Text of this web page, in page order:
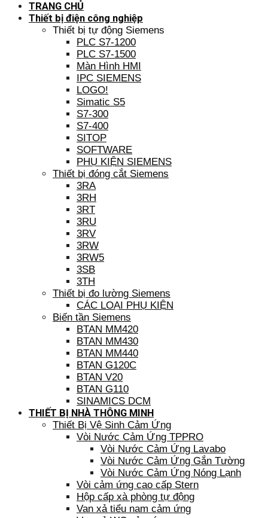
TRANG CHỦ
Thiết bị điện công nghiệp
Thiết bị tự động Siemens
PLC S7-1200
PLC S7-1500
Màn Hình HMI
IPC SIEMENS
LOGO!
Simatic S5
S7-300
S7-400
SITOP
SOFTWARE
PHỤ KIỆN SIEMENS
Thiết bị đóng cắt Siemens
3RA
3RH
3RT
3RU
3RV
3RW
3RW5
3SB
3TH
Thiết bị đo lường Siemens
CÁC LOẠI PHỤ KIỆN
Biến tần Siemens
BTAN MM420
BTAN MM430
BTAN MM440
BTAN G120C
BTAN V20
BTAN G110
SINAMICS DCM
THIẾT BỊ NHÀ THÔNG MINH
Thiết Bị Vệ Sinh Cảm Ứng
Vòi Nước Cảm Ứng TPPRO
Vòi Nước Cảm Ứng Lavabo
Vòi Nước Cảm Ứng Gắn Tường
Vòi Nước Cảm Ứng Nóng Lạnh
Vòi cảm ứng cao cấp Stern
Hộp cấp xà phòng tự động
Van xả tiểu nam cảm ứng